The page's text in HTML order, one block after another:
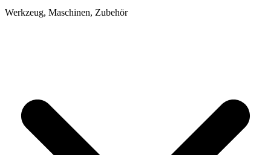
Werkzeug, Maschinen, Zubehör